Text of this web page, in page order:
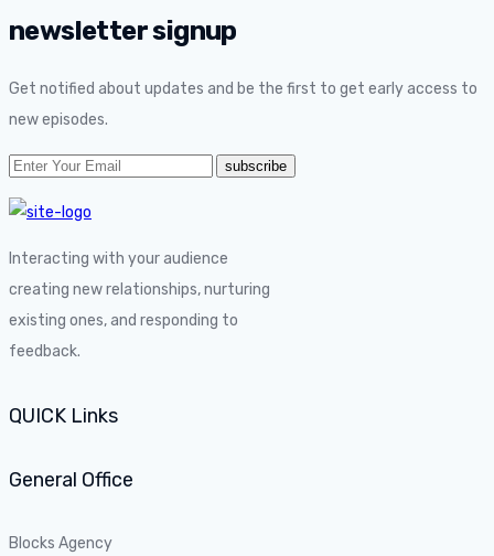
newsletter signup
Get notified about updates and be the first to get early access to
new episodes.
Interacting with your audience
creating new relationships, nurturing
existing ones, and responding to
feedback.
QUICK Links
General Office
Blocks Agency